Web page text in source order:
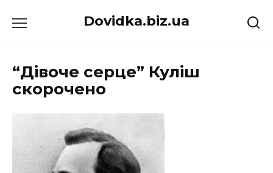
до
Dovidka.biz.ua
“Дівоче серце” Куліш
скорочено